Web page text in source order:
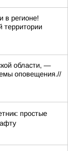
в регионе!
территории
области, —
оповещения.//
простые